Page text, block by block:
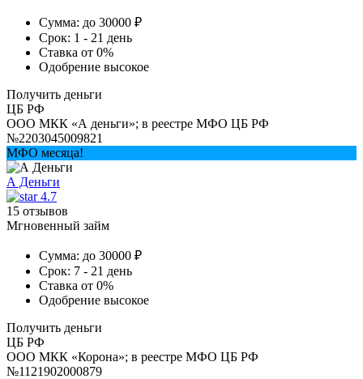
Сумма: до 30000 ₽
Срок: 1 - 21 день
Ставка от 0%
Одобрение высокое
Получить деньги
ЦБ РФ
ООО МКК «А деньги»; в реестре МФО ЦБ РФ
№2203045009821
МФО месяца!
А Деньги
4.7
15 отзывов
Мгновенный займ
Сумма: до 30000 ₽
Срок: 7 - 21 день
Ставка от 0%
Одобрение высокое
Получить деньги
ЦБ РФ
ООО МКК «Корона»; в реестре МФО ЦБ РФ
№1121902000879